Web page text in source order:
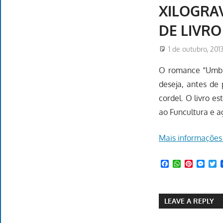
DE LIVRO
1 de outubro, 2013
O romance
deseja, antes
cordel. O livro
ao Funcultura e
Mais
Facebook
WhatsApp
LEAVE A REPLY